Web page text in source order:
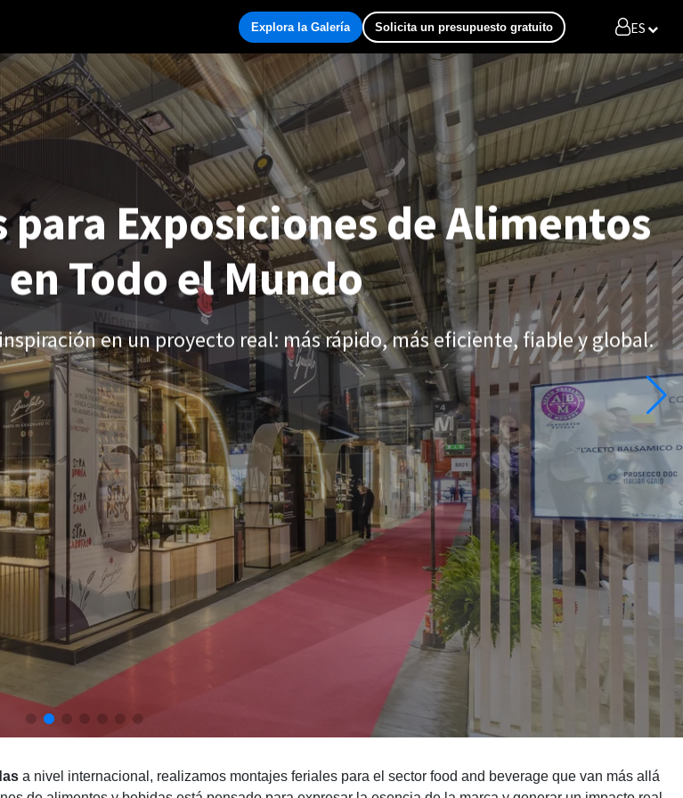
Explora la Galería Solicita un presupuesto gratuito ES
Exposiciones de Alimentos
Todo el Mundo
en un proyecto real: más rápido, más eficiente, fiable y global.
a nivel internacional, realizamos montajes feriales para el sector food and beverage que van más allá